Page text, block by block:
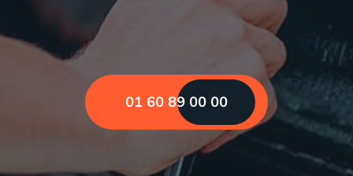
01 60 89 00 00